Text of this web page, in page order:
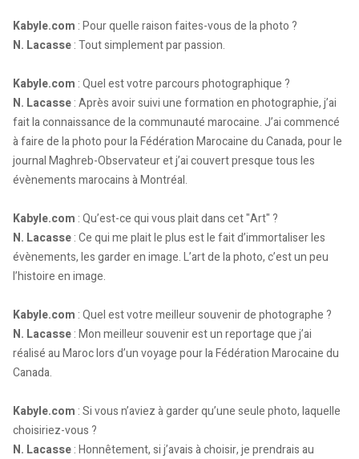
Kabyle.com : Pour quelle raison faites-vous de la photo ?
N. Lacasse: Tout simplement par passion.
Kabyle.com : Quel est votre parcours photographique ?
N. Lacasse: Après avoir suivi une formation en photographie, j’ai
fait la connaissance de la communauté marocaine. J’ai commencé
à faire de la photo pour la Fédération Marocaine du Canada, pour le
journal Maghreb-Observateur et j’ai couvert presque tous les
évènements marocains à Montréal.
Kabyle.com : Qu’est-ce qui vous plait dans cet "Art" ?
N. Lacasse: Ce qui me plait le plus est le fait d’immortaliser les
évènements, les garder en image. L’art de la photo, c’est un peu
l’histoire en image.
Kabyle.com : Quel est votre meilleur souvenir de photographe ?
N. Lacasse: Mon meilleur souvenir est un reportage que j’ai
réalisé au Maroc lors d’un voyage pour la Fédération Marocaine du
Canada.
Kabyle.com : Si vous n’aviez à garder qu’une seule photo, laquelle
choisiriez-vous ?
N. Lacasse: Honnêtement, si j’avais à choisir, je prendrais au